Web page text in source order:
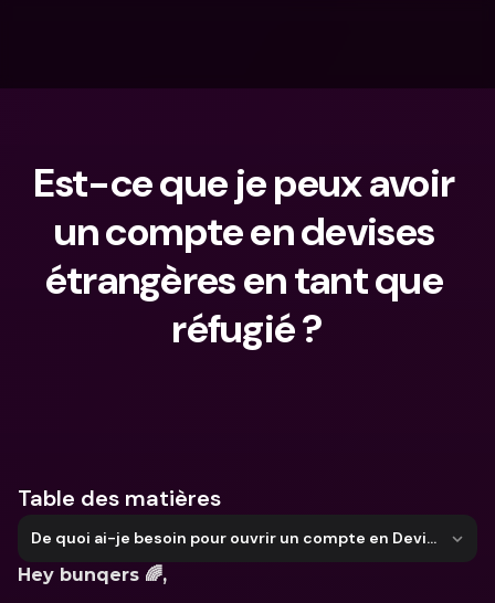
Est-ce que je peux avoir
un compte en devises
étrangères en tant que
réfugié ?
Table des matières
De quoi ai-je besoin pour ouvrir un compte en Devises étrangères ?
Hey bunqers 🌈,